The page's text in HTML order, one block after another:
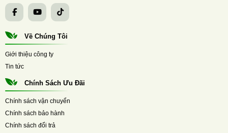
Về Chúng Tôi
Giới thiệu công ty
Tin tức
Chính Sách Ưu Đãi
Chính sách vận chuyển
Chính sách bảo hành
Chính sách đổi trả